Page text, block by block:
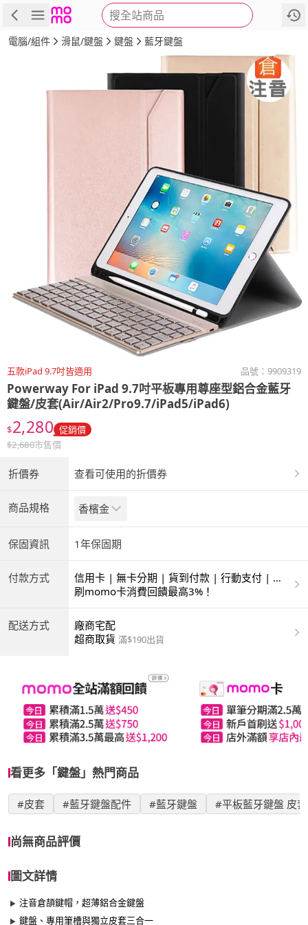
搜全站商品
商品 評價 詳情
電腦/組件 滑鼠/鍵盤 鍵盤 藍牙鍵盤
五款iPad 9.7吋皆適用 品號： 9909319
Powerway For iPad 9.7吋平板專用尊座型鋁合金藍牙
鍵盤/皮套(Air/Air2/Pro9.7/iPad5/iPad6)
$2,280 促銷價
$2,680市售價
折價券 查看可使用的折價券
商品規格 香檳金
保固資訊 1年保固期
付款方式
信用卡 | 無卡分期 | 貨到付款 | 行動支付 | 超
商付款 | ATM | 銀聯卡
刷momo卡消費回饋最高3%！
配送方式
廠商宅配
超商取貨 滿$190出貨
看更多「鍵盤」熱門商品
#皮套 #藍牙鍵盤配件 #藍牙鍵盤 #平板藍牙鍵盤 皮套
尚無商品評價
圖文詳情
注音倉頡鍵帽，超薄鋁合金鍵盤
鍵盤、專用筆槽與獨立皮套三合一